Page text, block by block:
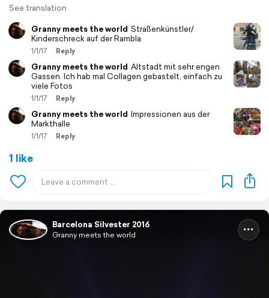
See translation
Granny meets the world Straßenkünstler/
Kinderschreck auf der Rambla
1/1/17 Reply
Granny meets the world Altstadt mit sehr engen
Gassen. Ich hab mal Collagen gebastelt, einfach zu
viele Fotos
1/1/17 Reply
Granny meets the world Impressionen aus der
Markthalle
1/1/17 Reply
1 like
Barcelona Silvester 2016
Granny meets the world